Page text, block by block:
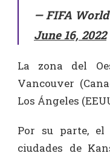
— FIFA
June 16, 2022
La zona del
Vancouver
Los Ángeles
Por su parte,
ciudades de